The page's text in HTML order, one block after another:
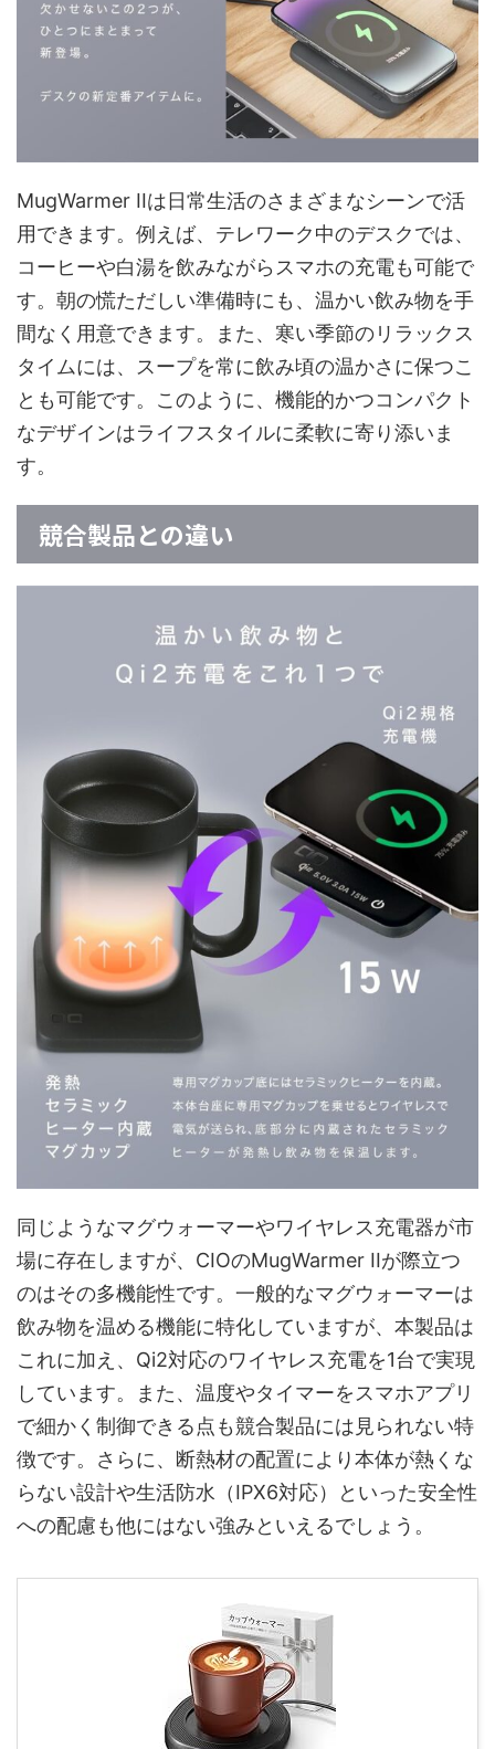
MugWarmer IIは日常生活のさまざまなシーンで活
用できます。例えば、テレワーク中のデスクでは、
コーヒーや白湯を飲みながらスマホの充電も可能で
す。朝の慌ただしい準備時にも、温かい飲み物を手
間なく用意できます。また、寒い季節のリラックス
タイムには、スープを常に飲み頃の温かさに保つこ
とも可能です。このように、機能的かつコンパクト
なデザインはライフスタイルに柔軟に寄り添いま
す。
競合製品との違い
同じようなマグウォーマーやワイヤレス充電器が市
場に存在しますが、CIOのMugWarmer IIが際立つ
のはその多機能性です。一般的なマグウォーマーは
飲み物を温める機能に特化していますが、本製品は
これに加え、Qi2対応のワイヤレス充電を1台で実現
しています。また、温度やタイマーをスマホアプリ
で細かく制御できる点も競合製品には見られない特
徴です。さらに、断熱材の配置により本体が熱くな
らない設計や生活防水（IPX6対応）といった安全性
への配慮も他にはない強みといえるでしょう。